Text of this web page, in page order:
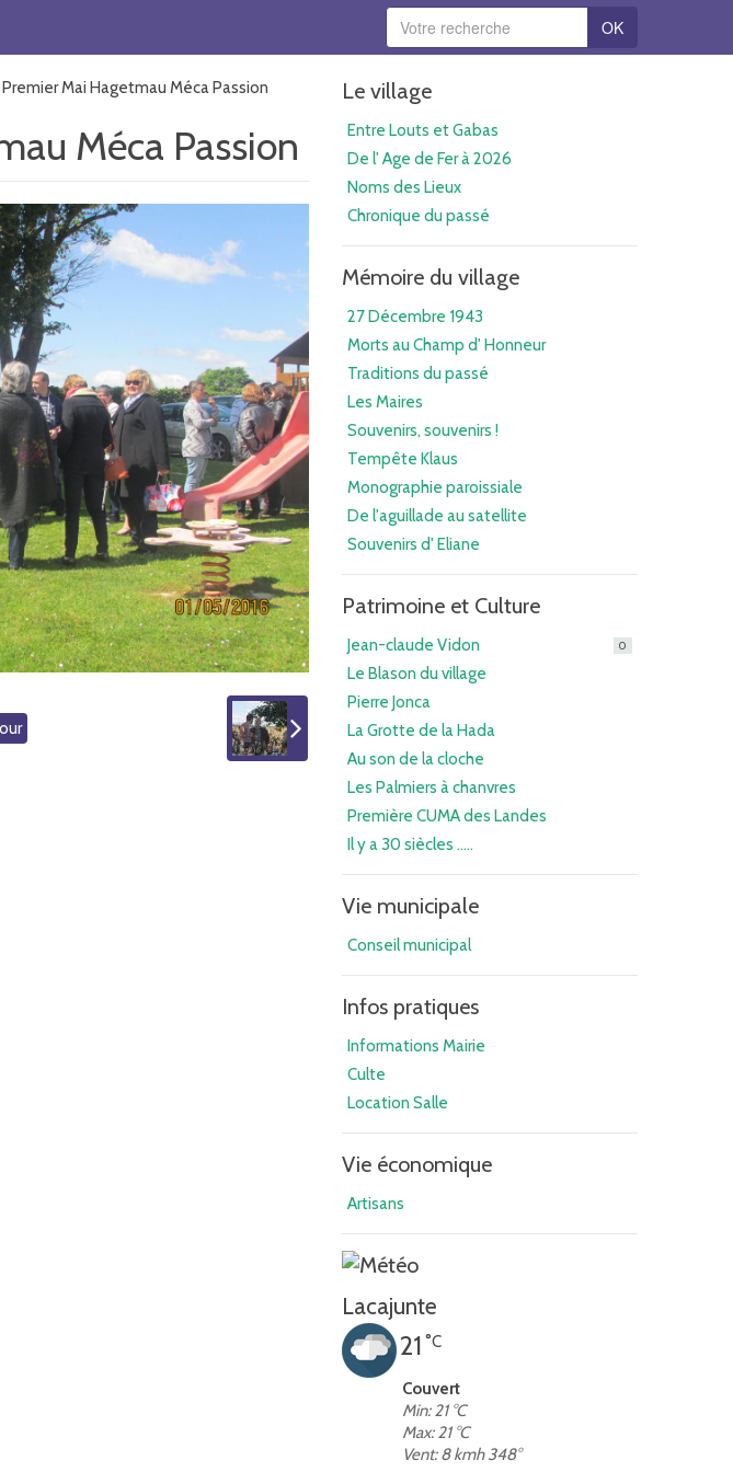
OK
Premier Mai Hagetmau Méca Passion
Méca Passion
Le village
Entre Louts et Gabas
De l' Age de Fer à 2026
Noms des Lieux
Chronique du passé
Mémoire du village
27 Décembre 1943
Morts au Champ d' Honneur
Traditions du passé
Les Maires
Souvenirs, souvenirs !
Tempête Klaus
Monographie paroissiale
De l'aguillade au satellite
Souvenirs d' Eliane
Patrimoine et Culture
Jean-claude Vidon 0
Le Blason du village
Pierre Jonca
La Grotte de la Hada
Au son de la cloche
Les Palmiers à chanvres
Première CUMA des Landes
Il y a 30 siècles .....
Vie municipale
Conseil municipal
Infos pratiques
Informations Mairie
Culte
Location Salle
Vie économique
Artisans
Lacajunte
21 °C
Couvert
Min: 21 °C
Max: 21 °C
Vent: 8 kmh 348°